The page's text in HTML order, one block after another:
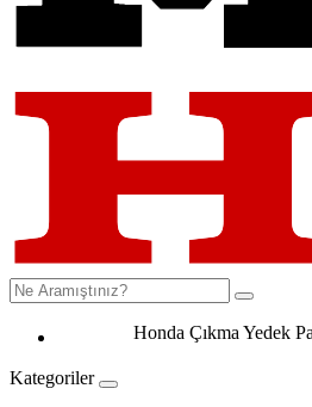
Honda Çıkma Yedek Parça
Kategoriler